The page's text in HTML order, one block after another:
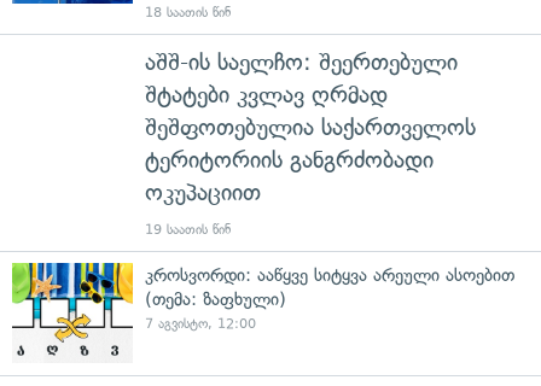
18 საათის წინ
აშშ-ის საელჩო: შეერთებული
შტატები კვლავ ღრმად
შეშფოთებულია საქართველოს
ტერიტორიის განგრძობადი
ოკუპაციით
19 საათის წინ
კროსვორდი: ააწყვე სიტყვა არეული ასოებით
(თემა: ზაფხული)
7 აგვისტო, 12:00